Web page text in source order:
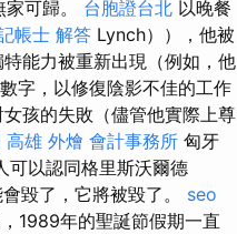
可歸。 台胞證台北 以晚餐
帳士 解答 Lynch）），他被
能力被重新出現（例如，他
字，以修復陰影不佳的工作
孩的失敗（儘管他實際上尊
高雄 外燴 會計事務所 匈牙
可以認同格里斯沃爾德
毀了，它將被毀了。 seo
1989年的聖誕節假期一直